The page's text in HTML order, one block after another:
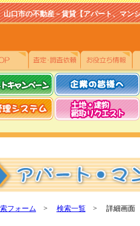
不動産－賃貸【アパート、マンショ
フォーム > 検索一覧> 詳細画面